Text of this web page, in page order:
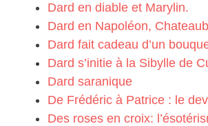
Dard en diable et Marylin.
Dard en Napoléon,
Dard fait cadeau d’un
Dard s’initie à la Sibylle de
Dard saranique
De Frédéric à Patrice : le
Des roses en croix: